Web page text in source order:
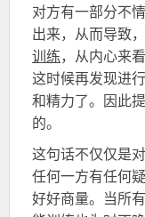
对方有一部分不
出来，从而导致
训练，从内心来看
这时候再发现进
和精力了。因此
的。
这句话不仅仅是
任何一方有任何
好好商量。当所